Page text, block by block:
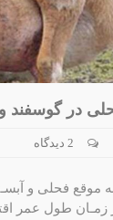
در گوسفند و
2 دیدگاه
فحلی و
زمـان طول عمر